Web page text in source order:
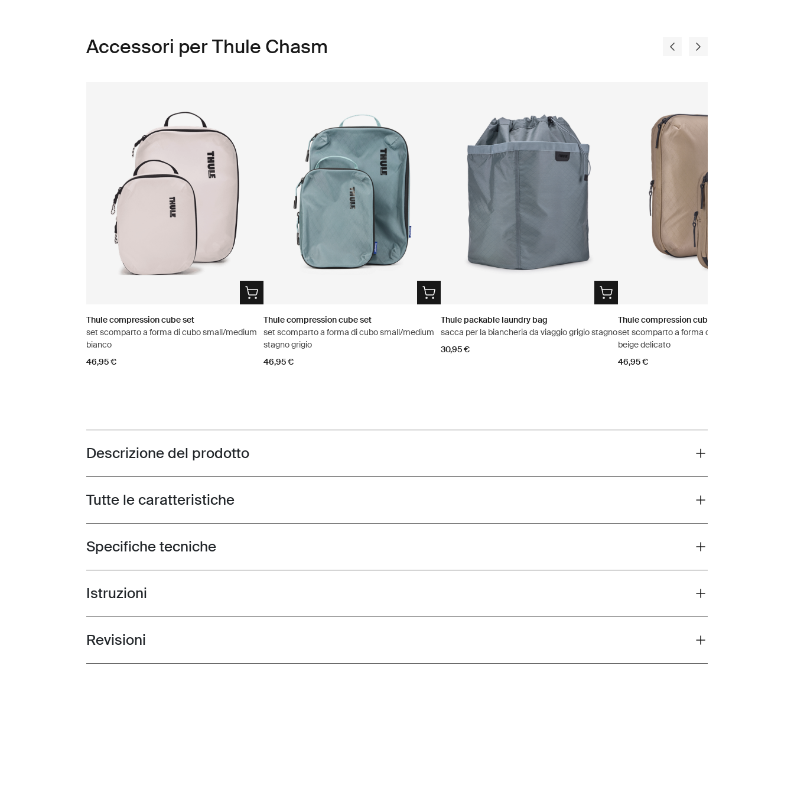
Accessori per Thule Chasm
Thule compression cube set
set scomparto a forma di cubo small/medium
bianco
46,95 €
Thule compression cube set
set scomparto a forma di cubo small/medium
stagno grigio
46,95 €
Thule packable laundry bag
sacca per la biancheria da viaggio grigio stagno
30,95 €
Thule compression cube set
set scomparto a forma di cubo small/medium
beige delicato
46,95 €
Toggle overview
Descrizione del prodotto
Toggle features
Tutte le caratteristiche
Toggle techspec
Specifiche tecniche
Toggle guides and instructions
Istruzioni
Toggle overview
Revisioni